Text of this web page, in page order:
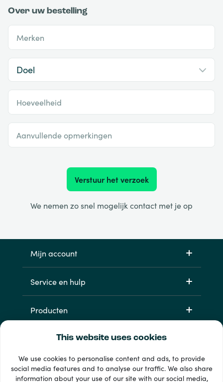
This website uses cookies
We use cookies to personalise content and ads, to provide
social media features and to analyse our traffic. We also share
information about your use of our site with our social media,
Over uw bestelling
Merken
Hoeveelheid
Aanvullende opmerkingen
Verstuur het verzoek
We nemen zo snel mogelijk contact met je op
Mijn account
Service en hulp
Producten